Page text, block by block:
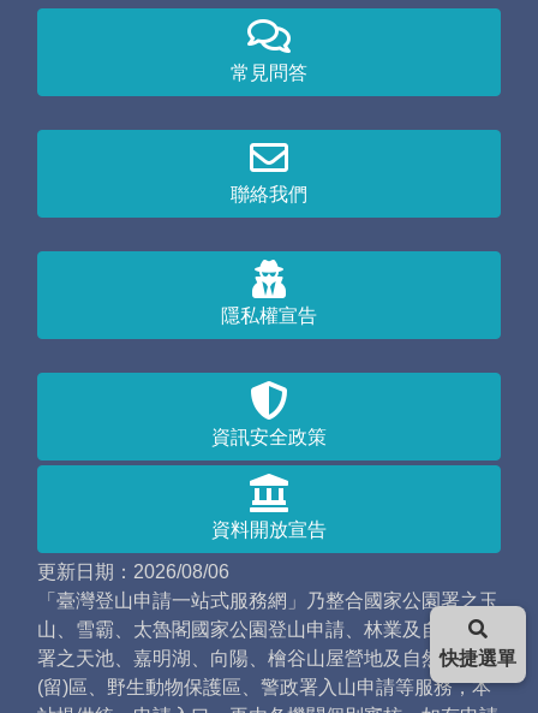
常見問答
聯絡我們
隱私權宣告
資訊安全政策
資料開放宣告
更新日期：2026/08/06
「臺灣登山申請一站式服務網」乃整合國家公園署之玉
山、雪霸、太魯閣國家公園登山申請、林業及自然保育
署之天池、嘉明湖、向陽、檜谷山屋營地及自然保護
(留)區、野生動物保護區、警政署入山申請等服務，本
快捷選單